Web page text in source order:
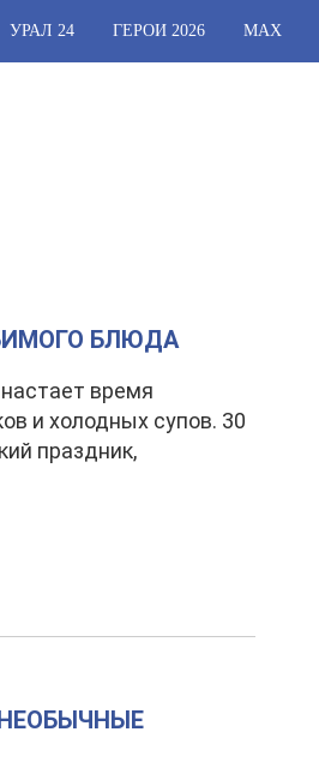
УРАЛ 24 ГЕРОИ 2026 МАХ
БЛЮДА
время
и холодных супов. 30
праздник,